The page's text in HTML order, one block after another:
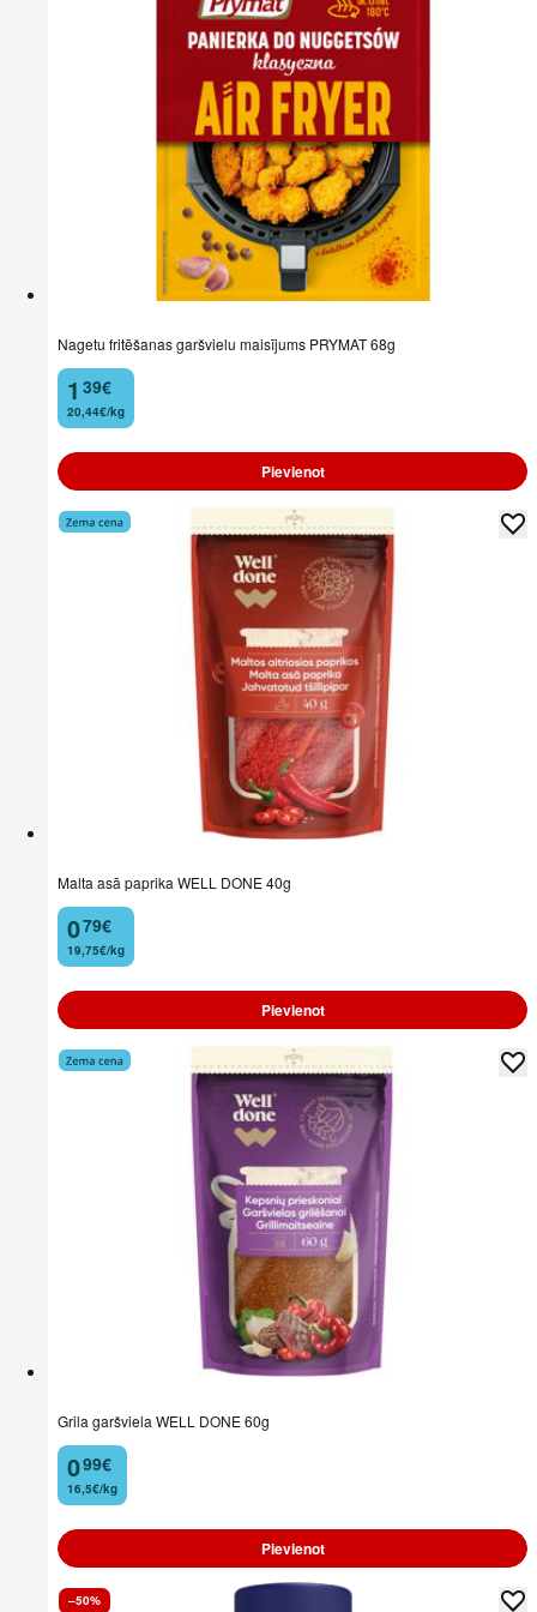
Nagetu fritēšanas garšvielu maisījums PRYMAT 68g
1
. 39€
20,44€/kg
Pievienot
Malta asā paprika WELL DONE 40g
0
. 79€
19,75€/kg
Pievienot
Grila garšviela WELL DONE 60g
0
. 99€
16,5€/kg
Pievienot
–50%